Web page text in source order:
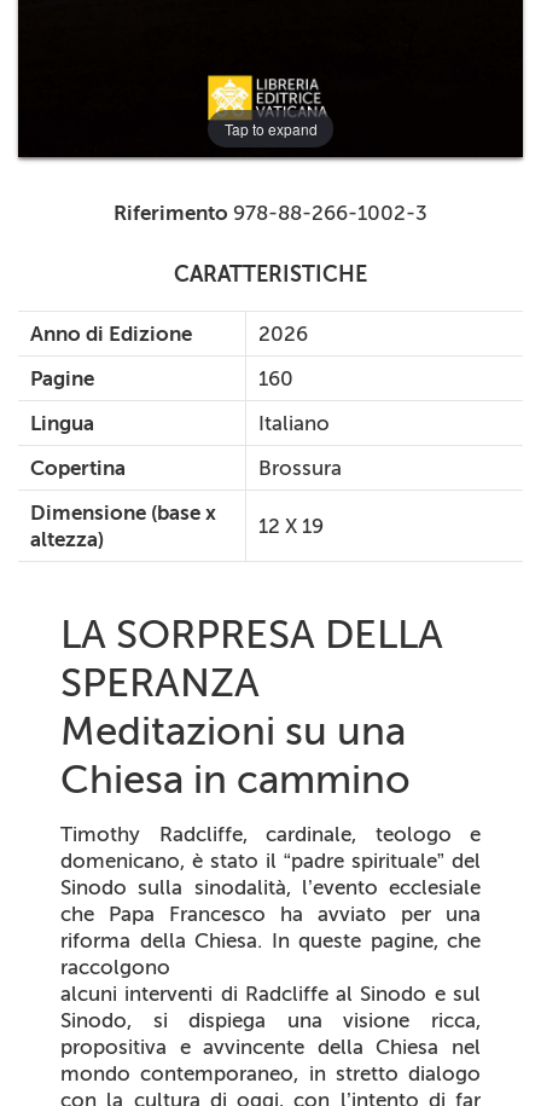
Tap to expand
Riferimento 978-88-266-1002-3
CARATTERISTICHE
Anno di Edizione
2026
Pagine
160
Lingua
Italiano
Copertina
Brossura
Dimensione (base x
altezza)
12 X 19
LA SORPRESA DELLA
SPERANZA
Meditazioni su una
Chiesa in cammino
Timothy Radcliffe, cardinale, teologo e
domenicano, è stato il “padre spirituale” del
Sinodo sulla sinodalità, l’evento ecclesiale
che Papa Francesco ha avviato per una
riforma della Chiesa. In queste pagine, che
raccolgono
alcuni interventi di Radcliffe al Sinodo e sul
Sinodo, si dispiega una visione ricca,
propositiva e avvincente della Chiesa nel
mondo contemporaneo, in stretto dialogo
con la cultura di oggi, con l’intento di far